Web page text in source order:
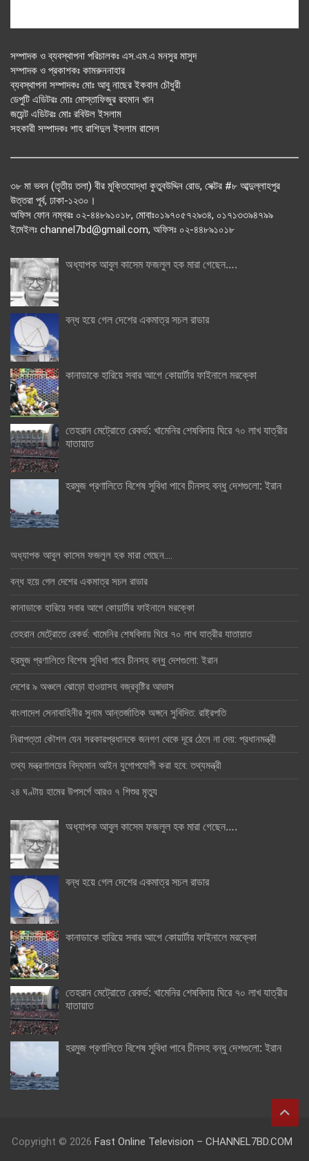
সম্পাদক ও ব্যবস্থাপনা পরিচালকঃ এস.এম.এ মনসুর মাসুদ
সম্পাদক ও প্রকাশকঃ কামরুননাহার
ব্যবস্থাপনা সম্পাদকঃ মোঃ আবু নাছের ইকবাল চৌধুরী
ডেপুটি এডিটরঃ মোঃ মোস্তাফিজুর রহমান খান
জয়েন্ট এডিটরঃ মোঃ রবিউল ইসলাম
সহকারী সম্পাদকঃ শাহ রাশিদুল ইসলাম রাসেল
৩৮ মা ভবন (তৃতীয় তলা) বীর মুক্তিযোদ্ধা কুতুবউদ্দিন রোড, সেক্টর #৮ আব্দুল্লাহপুর
উত্তরা পূর্ব, ঢাকা-১২৩০।
অফিস ফোন নম্বরঃ ০২-৪৪৮৯১০১৮, মোবাঃ০১৯৭০৫৭২৯৩৪, ০১৭১৩৩৯৪৭৯৯
ইমেইলঃ channel7bd@gmail.com, অফিসঃ ০২-৪৪৮৯১০১৮
অধ্যাপক আবুল কাসেম ফজলুল হক মারা গেছেন….
বন্ধ হয়ে গেল দেশের একমাত্র সচল রাডার
কানাডাকে হারিয়ে সবার আগে কোয়ার্টার ফাইনালে মরক্কো
তেহরান মেট্রোতে রেকর্ড: খামেনির শেষবিদায় ঘিরে ৭০ লাখ যাত্রীর
যাতায়াত
হরমুজ প্রণালিতে বিশেষ সুবিধা পাবে চীনসহ বন্ধু দেশগুলো: ইরান
অধ্যাপক আবুল কাসেম ফজলুল হক মারা গেছেন….
বন্ধ হয়ে গেল দেশের একমাত্র সচল রাডার
কানাডাকে হারিয়ে সবার আগে কোয়ার্টার ফাইনালে মরক্কো
তেহরান মেট্রোতে রেকর্ড: খামেনির শেষবিদায় ঘিরে ৭০ লাখ যাত্রীর যাতায়াত
হরমুজ প্রণালিতে বিশেষ সুবিধা পাবে চীনসহ বন্ধু দেশগুলো: ইরান
দেশের ৯ অঞ্চলে ঝোড়ো হাওয়াসহ বজ্রবৃষ্টির আভাস
বাংলাদেশ সেনাবাহিনীর সুনাম আন্তর্জাতিক অঙ্গনে সুবিদিত: রাষ্ট্রপতি
নিরাপত্তা কৌশল যেন সরকারপ্রধানকে জনগণ থেকে দূরে ঠেলে না দেয়: প্রধানমন্ত্রী
তথ্য মন্ত্রণালয়ের বিদ্যমান আইন যুগোপযোগী করা হবে: তথ্যমন্ত্রী
২৪ ঘণ্টায় হামের উপসর্গে আরও ৭ শিশুর মৃত্যু
অধ্যাপক আবুল কাসেম ফজলুল হক মারা গেছেন….
বন্ধ হয়ে গেল দেশের একমাত্র সচল রাডার
কানাডাকে হারিয়ে সবার আগে কোয়ার্টার ফাইনালে মরক্কো
তেহরান মেট্রোতে রেকর্ড: খামেনির শেষবিদায় ঘিরে ৭০ লাখ যাত্রীর
যাতায়াত
হরমুজ প্রণালিতে বিশেষ সুবিধা পাবে চীনসহ বন্ধু দেশগুলো: ইরান
Copyright © 2026 Fast Online Television – CHANNEL7BD.COM